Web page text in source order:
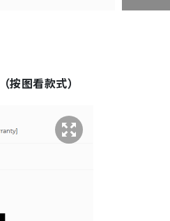
（按图看款式）